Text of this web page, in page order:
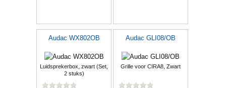
Audac WX802OB
Luidsprekerbox, zwart (Set,
2 stuks)
Audac GLI08/OB
Grille voor CIRA8, Zwart